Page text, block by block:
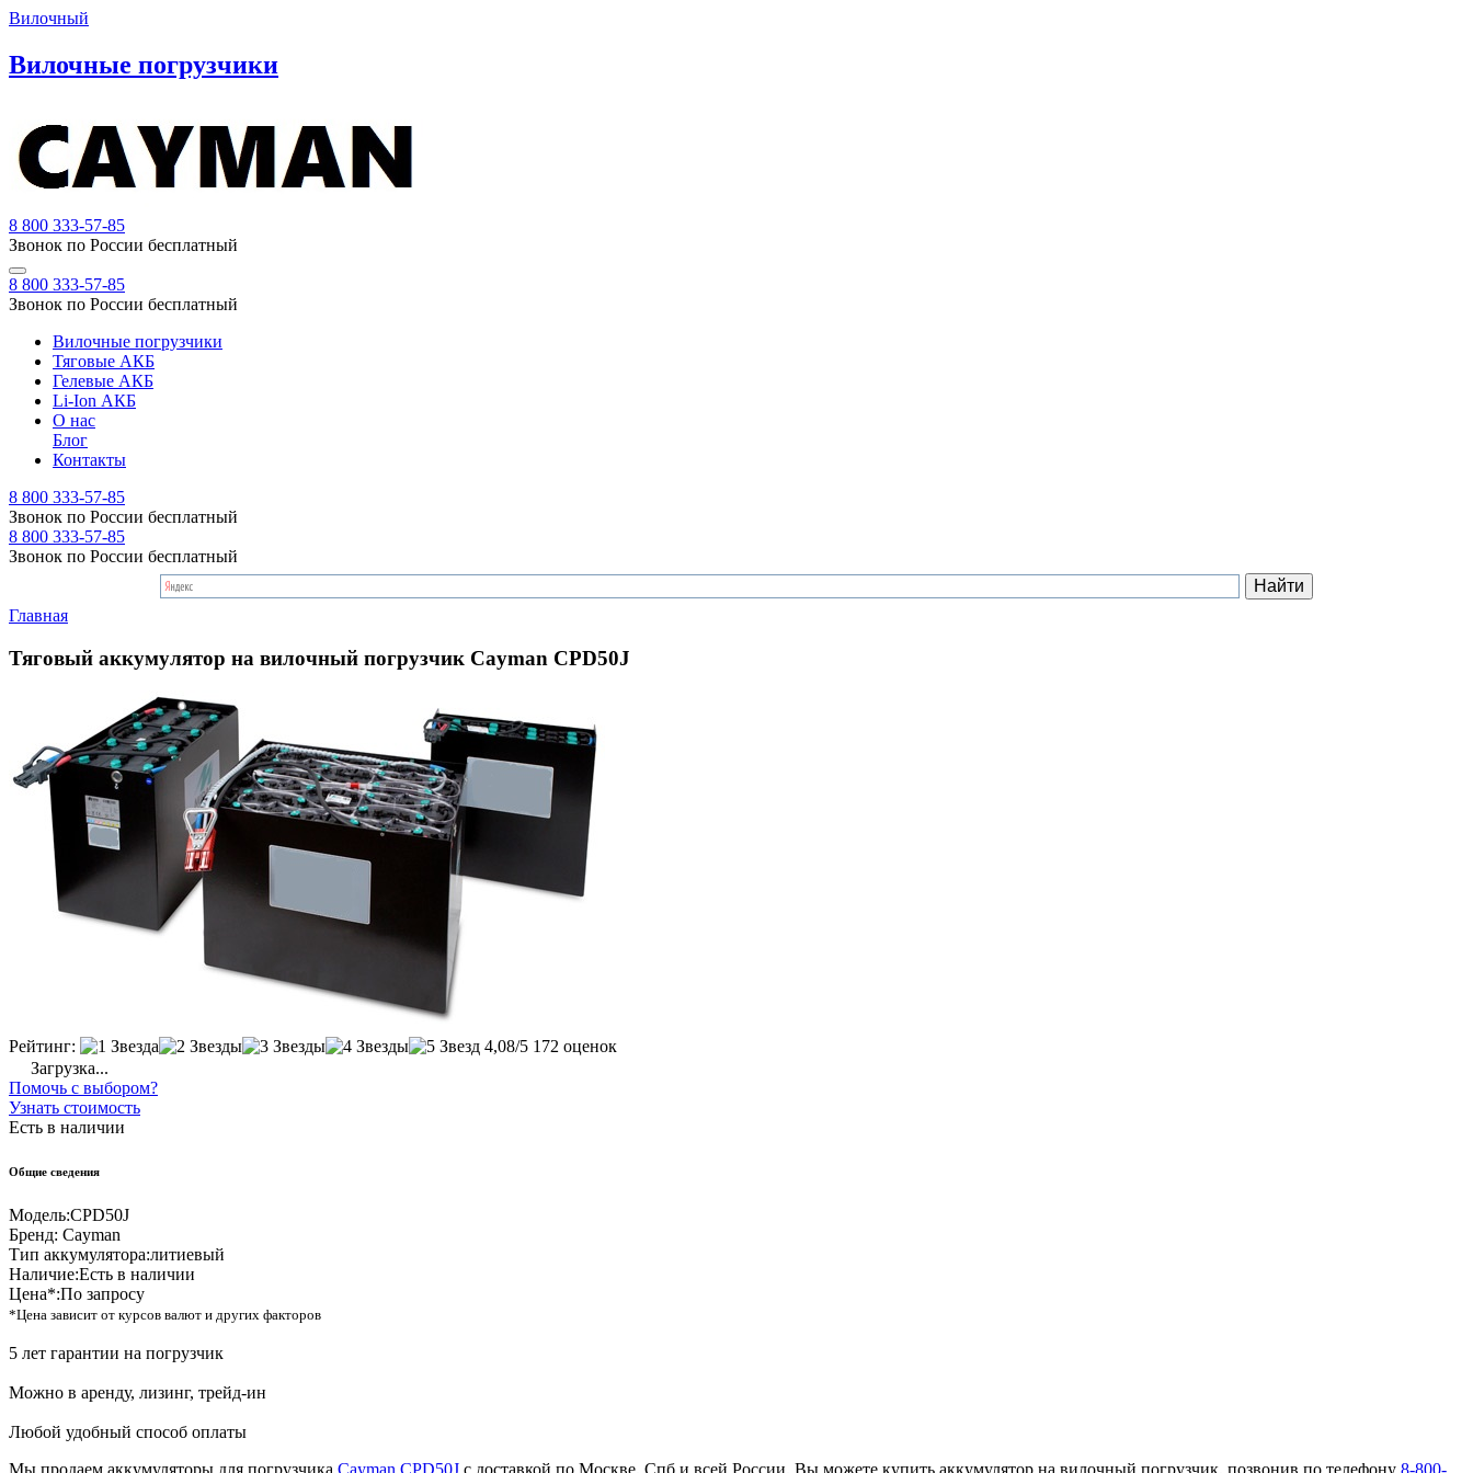
Вилочный
Вилочные погрузчики
8 800 333-57-85
Звонок по России бесплатный
8 800 333-57-85
Звонок по России бесплатный
Вилочные погрузчики
Тяговые АКБ
Гелевые АКБ
Li-Ion АКБ
О нас
Блог
Контакты
8 800 333-57-85
Звонок по России бесплатный
8 800 333-57-85
Звонок по России бесплатный
Главная
Тяговый аккумулятор на вилочный погрузчик Cayman CPD50J
Рейтинг: 4,08/5 172 оценок
Загрузка...
Помочь с выбором?
Узнать стоимость
Есть в наличии
Общие сведения
Модель:CPD50J
Бренд: Cayman
Тип аккумулятора:литиевый
Наличие:Есть в наличии
Цена*:По запросу
*Цена зависит от курсов валют и других факторов
5 лет гарантии на погрузчик
Можно в аренду, лизинг, трейд-ин
Любой удобный способ оплаты